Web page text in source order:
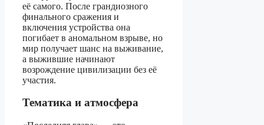
её самого. После грандиозного
финального сражения и
включения устройства она
погибает в аномальном взрыве, но
мир получает шанс на выживание,
а выжившие начинают
возрождение цивилизации без её
участия.
Тематика и атмосфера